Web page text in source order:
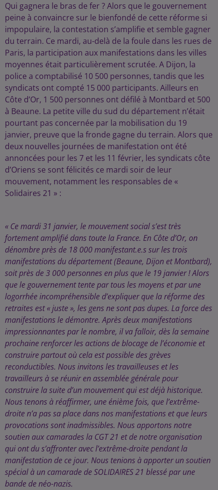
Qui gagnera le bras de fer ? Alors que le gouvernement
peine à convaincre sur le bienfondé de cette réforme si
impopulaire, la contestation s’amplifie et semble gagner
du terrain. Ce mardi, au-delà de la foule dans les rues de
Paris, la participation aux manifestations dans les villes
moyennes était particulièrement scrutée. A Dijon, la
police a comptabilisé 10 500 personnes, tandis que les
syndicats ont compté 15 000 participants. Ailleurs en
Côte d’Or, 1 500 personnes ont défilé à Montbard et 500
à Beaune. La petite ville du sud du département n’était
pourtant pas concernée par la mobilisation du 19
janvier, preuve que la fronde gagne du terrain. Alors que
deux nouvelles journées de manifestation ont été
annoncées pour les 7 et les 11 février, les syndicats côte
d’Oriens se sont félicités ce mardi soir de leur
mouvement, notamment les responsables de «
Solidaires 21 » :
« Ce mardi 31 janvier, le mouvement social s’est très
fortement amplifié dans toute la France. En Côte d’Or, on
dénombre près de 18 000 manifestant.e.s sur les trois
manifestations du département (Beaune, Dijon et Montbard),
soit près de 3 000 personnes en plus que le 19 janvier ! Alors
que le gouvernement tente par tous les moyens et par une
logorrhée incompréhensible d’expliquer que la réforme des
retraites est « juste », les gens ne sont pas dupes. La force des
manifestations le démontre. Après deux manifestations
impressionnantes par le nombre, il va falloir, dès la semaine
prochaine renforcer les actions de blocage de l’économie et
construire partout où cela est possible des grèves
reconductibles. Nous invitons les travailleuses et les
travailleurs à se réunir en assemblée générale pour
construire la suite d’un mouvement qui est déjà historique.
Nous tenons à réaffirmer, une énième fois, que l’extrême-
droite n’a pas sa place dans nos manifestations et que leurs
provocations sont inadmissibles. Nous apportons notre
soutien aux camarades la CGT 21 et de notre organisation
qui ont du s’affronter avec l’extrême-droite pendant la
manifestation de ce jour. Nous tenions à apporter un soutien
spécial à un camarade de SOLIDAIRES 21 blessé par une
bande de néo-nazis.